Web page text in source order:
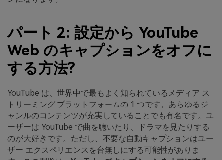
パート 2: 設定から YouTube
Web のキャプションをオフに
する方法?
YouTube は、世界中で最もよく知られているメディア ス
トリーミング プラットフォームの 1 つです。あらゆるジ
ャンルのコンテンツが充実していることでも有名です。ユ
ーザーは YouTube で曲を聴いたり、ドラマを見たりする
のが大好きです。ただし、不要な自動キャプションはユー
ザー エクスペリエンスを台無しにする可能性がありま